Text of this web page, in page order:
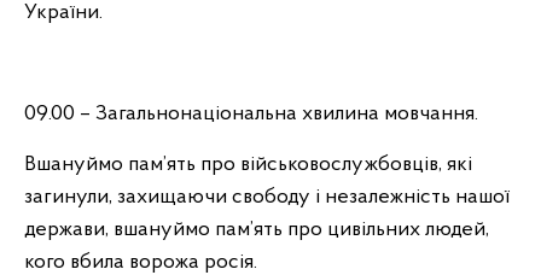
України.
09.00 – Загальнонаціональна хвилина мовчання.
Вшануймо пам’ять про військовослужбовців, які
загинули, захищаючи свободу і незалежність нашої
держави, вшануймо пам’ять про цивільних людей,
кого вбила ворожа росія.